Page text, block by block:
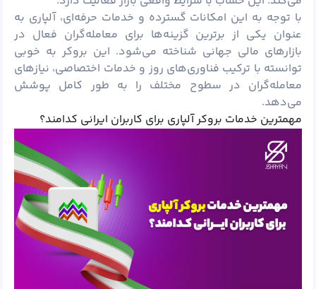
با توجه به این امکانات گسترده و خدمات حرفه‌ای، آلپاری به
عنوان یکی از برترین گزینه‌ها برای معامله‌گران فعال در
بازارهای مالی جهانی شناخته می‌شود. این بروکر به خوبی
توانسته با ترکیب فناوری‌های روز و خدمات اختصاصی، نیازهای
معامله‌گران در سطوح مختلف را به طور کامل پوشش
می‌دهد.
مهمترین خدمات بروکر آلپاری برای کاربران ایرانی کدامند؟